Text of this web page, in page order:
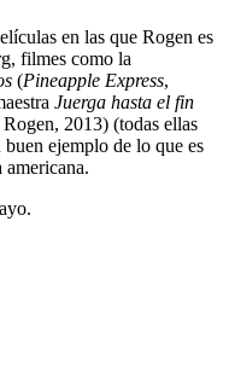
en las que Rogen es
filmes como la
(Pineapple Express,
Juerga hasta el fin
2013) (todas ellas
ejemplo de lo que es
americana.